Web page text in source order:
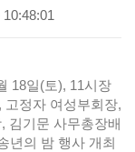
18일(토), 11시장
고정자 여성부회장,
김기문 사무총장배
년의 밤 행사 개최